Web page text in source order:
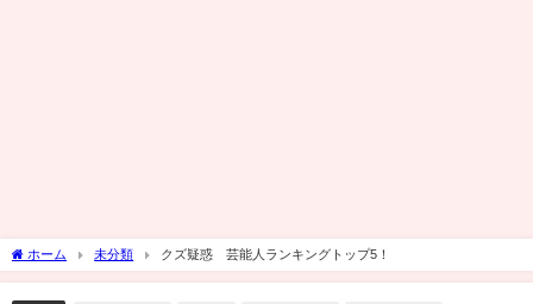
ホーム 未分類 クズ疑惑 芸能人ランキングトップ5！